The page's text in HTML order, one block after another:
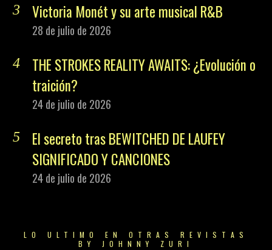
Victoria Monét y su arte musical R&B
28 de julio de 2026
THE STROKES REALITY AWAITS: ¿Evolución o
traición?
24 de julio de 2026
El secreto tras BEWITCHED DE LAUFEY
SIGNIFICADO Y CANCIONES
24 de julio de 2026
LO ULTIMO EN OTRAS REVISTAS
BY JOHNNY ZURI